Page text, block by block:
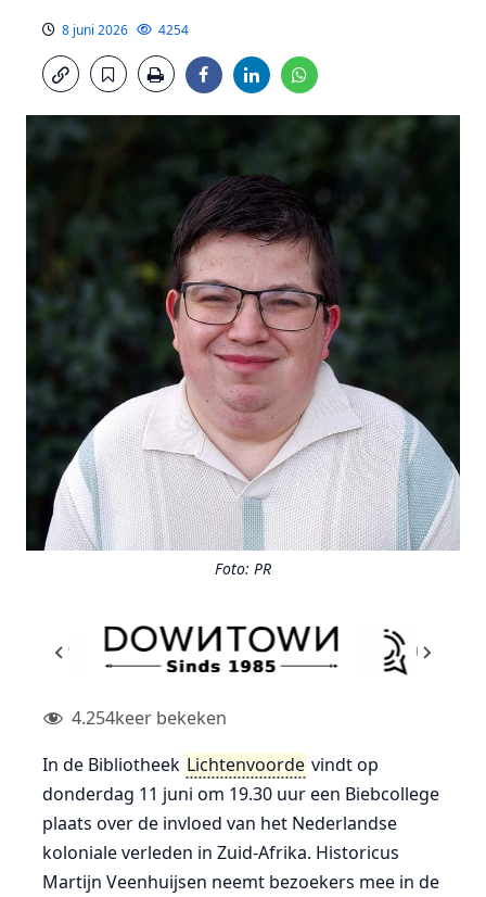
8 juni 2026 4254
Foto: PR
4.254keer bekeken
In de Bibliotheek Lichtenvoorde vindt op
donderdag 11 juni om 19.30 uur een Biebcollege
plaats over de invloed van het Nederlandse
koloniale verleden in Zuid-Afrika. Historicus
Martijn Veenhuijsen neemt bezoekers mee in de